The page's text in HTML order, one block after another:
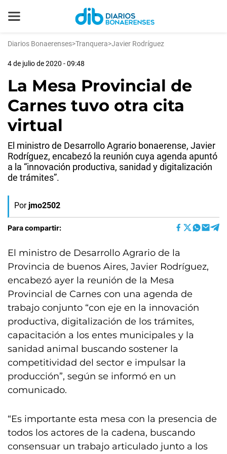
Diarios Bonaerenses>Tranquera>Javier Rodríguez
4 de julio de 2020 - 09:48
La Mesa Provincial de
Carnes tuvo otra cita
virtual
El ministro de Desarrollo Agrario bonaerense, Javier
Rodríguez, encabezó la reunión cuya agenda apuntó
a la “innovación productiva, sanidad y digitalización
de trámites”.
Por jmo2502
Para compartir:
El ministro de Desarrollo Agrario de la
Provincia de buenos Aires, Javier Rodríguez,
encabezó ayer la reunión de la Mesa
Provincial de Carnes con una agenda de
trabajo conjunto “con eje en la innovación
productiva, digitalización de los trámites,
capacitación a los entes municipales y la
sanidad animal buscando sostener la
competitividad del sector e impulsar la
producción”, según se informó en un
comunicado.
“Es importante esta mesa con la presencia de
todos los actores de la cadena, buscando
consensuar un trabajo articulado junto a los